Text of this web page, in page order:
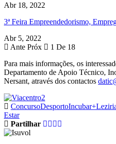
Abr 18, 2022
3ª Feira Empreendedorismo,
Abr 5, 2022
Ante Próx
1 De 18
Para mais informações, os
Departamento de Apoio Técnico,
Nersant, através dos contactos
ConcursoDesporto
Estar
Partilhar